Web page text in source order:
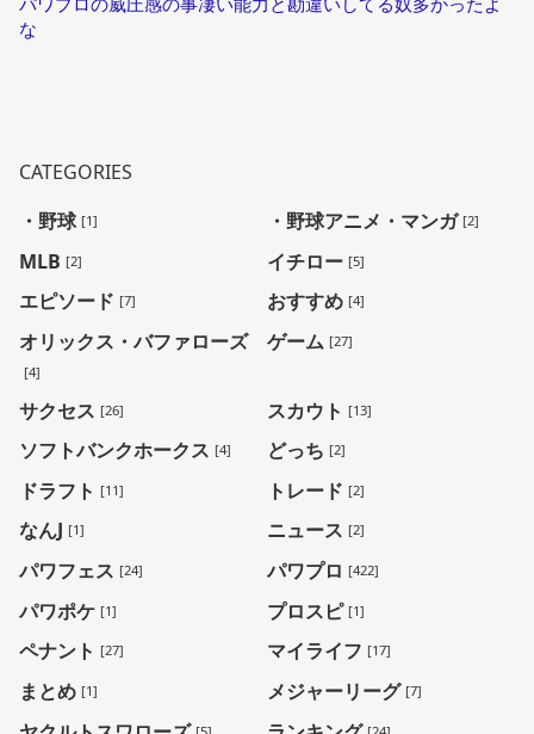
な
CATEGORIES
・野球 [1] ・野球アニメ・マンガ [2]
MLB [2] イチロー [5]
エピソード [7] おすすめ [4]
オリックス・バファローズ
[4]
ゲーム [27]
サクセス [26] スカウト [13]
ソフトバンクホークス [4] どっち [2]
ドラフト [11] トレード [2]
なんJ [1] ニュース [2]
パワフェス [24] パワプロ [422]
パワポケ [1] プロスピ [1]
ペナント [27] マイライフ [17]
まとめ [1] メジャーリーグ [7]
[5] [24]